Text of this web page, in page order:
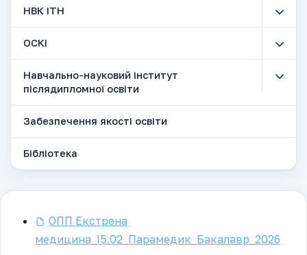
НВК ІТН
ОСКІ
Навчально-науковий інститут
післядипломної освіти
Забезпечення якості освіти
Бібліотека
ОПП Екстрена
медицина_І5.02_Парамедик_Бакалавр_2026